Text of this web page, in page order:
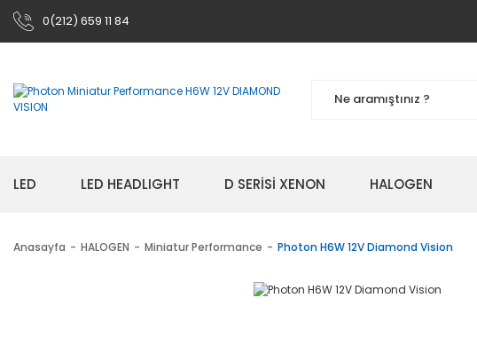
0(212) 659 11 84
LED LED HEADLIGHT D SERİSİ XENON HALOGEN
Anasayfa HALOGEN Miniatur Performance Photon H6W 12V Diamond Vision